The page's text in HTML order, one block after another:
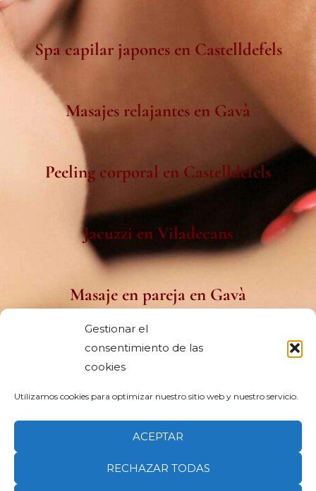
Gestionar el
consentimiento de las
cookies
Utilizamos cookies para optimizar nuestro sitio web y nuestro servicio.
ACEPTAR
RECHAZAR TODAS
Spa capilar japones en Castelldefels
Masajes relajantes en Gavà
Peeling corporal en Castelldefels
Jacuzzi en Viladecans
Masaje en pareja en Gavà
Spa capilar japonés en Viladecans
Spa cerca de Sitges
Copyright © 2026 Clic&Post. Todos los derechos reservados.